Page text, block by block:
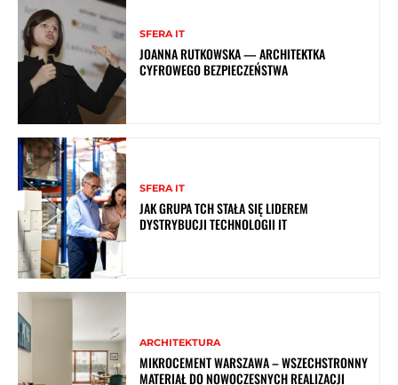
SFERA IT
JOANNA RUTKOWSKA — ARCHITEKTKA
CYFROWEGO BEZPIECZEŃSTWA
SFERA IT
JAK GRUPA TCH STAŁA SIĘ LIDEREM
DYSTRYBUCJI TECHNOLOGII IT
ARCHITEKTURA
MIKROCEMENT WARSZAWA – WSZECHSTRONNY
MATERIAŁ DO NOWOCZESNYCH REALIZACJI